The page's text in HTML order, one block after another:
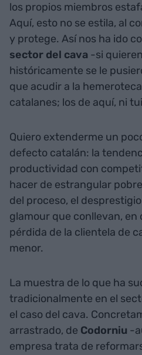
los propios miembros
Aquí, esto no se estila, al
y protege. Así nos ha ido
sector del cava -si
históricamente se le
que acudir a la
catalanes; los de aquí, ni
Quiero extenderme un
defecto catalán: la
productividad con
hacer de estrangular
del proceso, el
glamour que conllevan, en
pérdida de la clientela de
menor.
La muestra de lo que ha
tradicionalmente en el
el caso del cava.
arrastrado, de Codorniu -
empresa trata de